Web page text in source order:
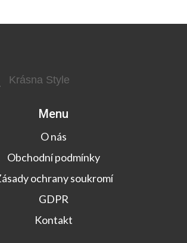
Menu
O nás
Obchodní podmínky
ochrany soukromí
GDPR
Kontakt